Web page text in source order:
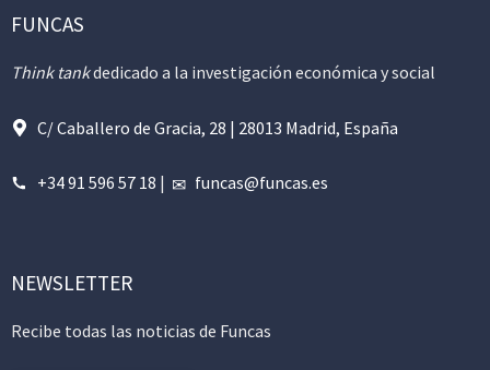
FUNCAS
Think tankdedicado a la investigación económica y social
C/ Caballero de Gracia, 28 | 28013 Madrid, España
+34 91 596 57 18 | funcas@funcas.es
NEWSLETTER
Recibe todas las noticias de Funcas